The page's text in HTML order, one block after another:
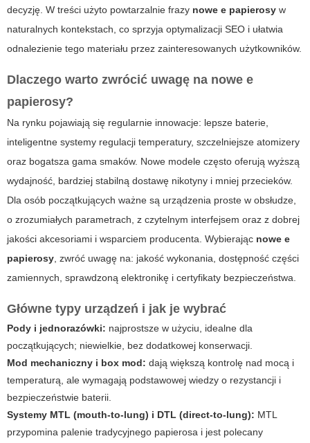
decyzję. W treści użyto powtarzalnie frazy nowe e papierosy w
naturalnych kontekstach, co sprzyja optymalizacji SEO i ułatwia
odnalezienie tego materiału przez zainteresowanych użytkowników.
Dlaczego warto zwrócić uwagę na nowe e
papierosy?
Na rynku pojawiają się regularnie innowacje: lepsze baterie,
inteligentne systemy regulacji temperatury, szczelniejsze atomizery
oraz bogatsza gama smaków. Nowe modele często oferują wyższą
wydajność, bardziej stabilną dostawę nikotyny i mniej przecieków.
Dla osób początkujących ważne są urządzenia proste w obsłudze,
o zrozumiałych parametrach, z czytelnym interfejsem oraz z dobrej
jakości akcesoriami i wsparciem producenta. Wybierając nowe e
papierosy, zwróć uwagę na: jakość wykonania, dostępność części
zamiennych, sprawdzoną elektronikę i certyfikaty bezpieczeństwa.
Główne typy urządzeń i jak je wybrać
Pody i jednorazówki: najprostsze w użyciu, idealne dla
początkujących; niewielkie, bez dodatkowej konserwacji.
Mod mechaniczny i box mod: dają większą kontrolę nad mocą i
temperaturą, ale wymagają podstawowej wiedzy o rezystancji i
bezpieczeństwie baterii.
Systemy MTL (mouth-to-lung) i DTL (direct-to-lung): MTL
przypomina palenie tradycyjnego papierosa i jest polecany